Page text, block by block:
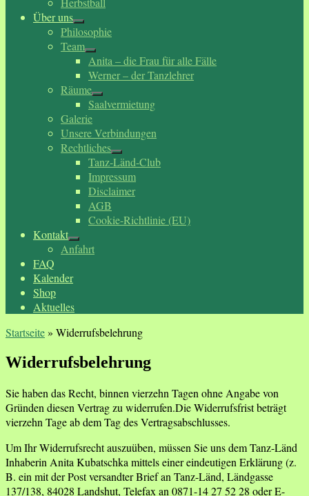
Über uns
Philosophie
Team
Anita – die Frau für alle Fälle
Werner – der Tanzlehrer
Räume
Saalvermietung
Galerie
Unsere Verbindungen
Rechtliches
Tanz-Länd-Club
Impressum
Disclaimer
AGB
Cookie-Richtlinie (EU)
Kontakt
Anfahrt
FAQ
Kalender
Shop
Aktuelles
Startseite» Widerrufsbelehrung
Widerrufsbelehrung
Sie haben das Recht, binnen vierzehn Tagen ohne Angabe von
Gründen diesen Vertrag zu widerrufen.Die Widerrufsfrist beträgt
vierzehn Tage ab dem Tag des Vertragsabschlusses.
Um Ihr Widerrufsrecht auszuüben, müssen Sie uns dem Tanz-Länd
Inhaberin Anita Kubatschka mittels einer eindeutigen Erklärung (z.
B. ein mit der Post versandter Brief an Tanz-Länd, Ländgasse
137/138, 84028 Landshut, Telefax an 0871-14 27 52 28 oder E-